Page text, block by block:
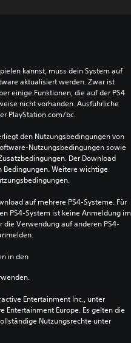
kannst, muss dein System auf
aktualisiert werden. Zwar ist
einige Funktionen, die auf der PS4
nicht vorhanden. Ausführliche
PlayStation.com/bc.
den Nutzungsbedingungen von
Nutzungsbedingungen sowie
Der Download
Weitere wichtige
auf mehrere PS4-Systeme. Für
PS4-System ist keine Anmeldung im
die Verwendung auf anderen PS4-
in den
Entertainment Inc., unter
Entertainment Europe. Es gelten die
Nutzungsrechte unter